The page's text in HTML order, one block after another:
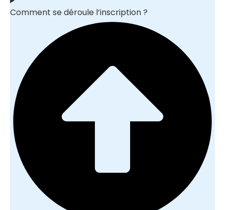
Comment se déroule l’inscription ?